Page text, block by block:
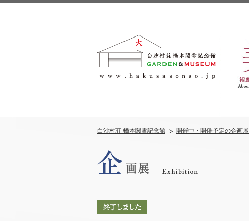
白沙村荘 橋本関雪記念館 開催中・開催予定の企画展